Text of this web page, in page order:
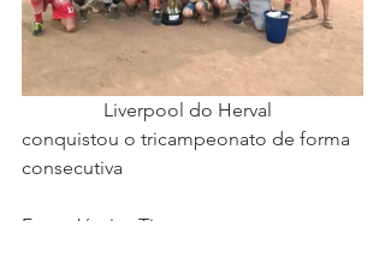
conquistou o tricampeonato de forma
consecutiva
Foto: Jéssica Timm